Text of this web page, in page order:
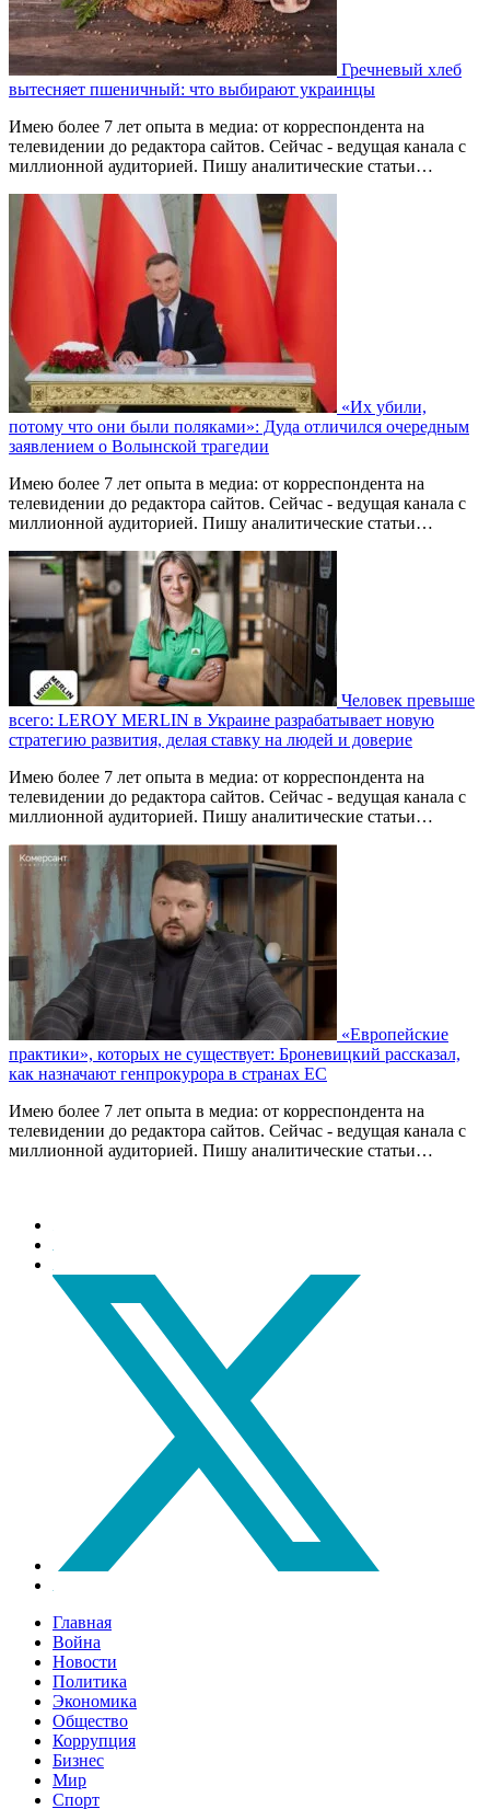
Гречневый хлеб
вытесняет пшеничный: что выбирают украинцы
Имею более 7 лет опыта в медиа: от корреспондента на
телевидении до редактора сайтов. Сейчас - ведущая канала с
миллионной аудиторией. Пишу аналитические статьи…
«Их убили,
потому что они были поляками»: Дуда отличился очередным
заявлением о Волынской трагедии
Имею более 7 лет опыта в медиа: от корреспондента на
телевидении до редактора сайтов. Сейчас - ведущая канала с
миллионной аудиторией. Пишу аналитические статьи…
Человек превыше
всего: LEROY MERLIN в Украине разрабатывает новую
стратегию развития, делая ставку на людей и доверие
Имею более 7 лет опыта в медиа: от корреспондента на
телевидении до редактора сайтов. Сейчас - ведущая канала с
миллионной аудиторией. Пишу аналитические статьи…
«Европейские
практики», которых не существует: Броневицкий рассказал,
как назначают генпрокурора в странах ЕС
Имею более 7 лет опыта в медиа: от корреспондента на
телевидении до редактора сайтов. Сейчас - ведущая канала с
миллионной аудиторией. Пишу аналитические статьи…
Главная
Война
Новости
Политика
Экономика
Общество
Коррупция
Бизнес
Мир
Спорт